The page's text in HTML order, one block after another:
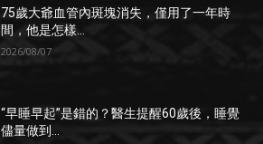
75歲大爺血管內斑塊消失，僅用了一年時
間，他是怎樣...
2026/08/07
“早睡早起”是錯的？醫生提醒60歲後，睡覺
儘量做到...